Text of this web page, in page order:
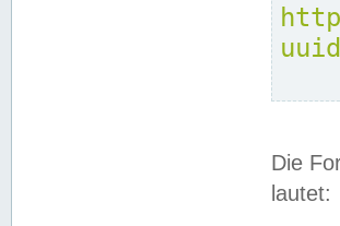
Die
lautet: